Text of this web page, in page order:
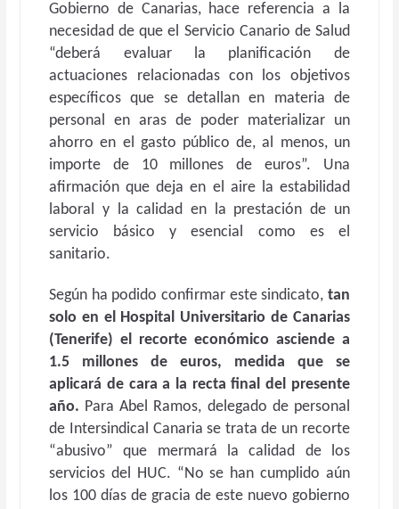
Gobierno de Canarias, hace referencia a la
necesidad de que el Servicio Canario de Salud
“deberá evaluar la planificación de
actuaciones relacionadas con los objetivos
específicos que se detallan en materia de
personal en aras de poder materializar un
ahorro en el gasto público de, al menos, un
importe de 10 millones de euros”. Una
afirmación que deja en el aire la estabilidad
laboral y la calidad en la prestación de un
servicio básico y esencial como es el
sanitario.
Según ha podido confirmar este sindicato, tan
solo en el Hospital Universitario de Canarias
(Tenerife) el recorte económico asciende a
1.5 millones de euros, medida que se
aplicará de cara a la recta final del presente
año. Para Abel Ramos, delegado de personal
de Intersindical Canaria se trata de un recorte
“abusivo” que mermará la calidad de los
servicios del HUC. “No se han cumplido aún
los 100 días de gracia de este nuevo gobierno